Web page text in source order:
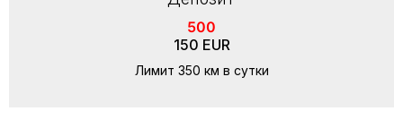
500
150 EUR
Лимит 350 км в сутки